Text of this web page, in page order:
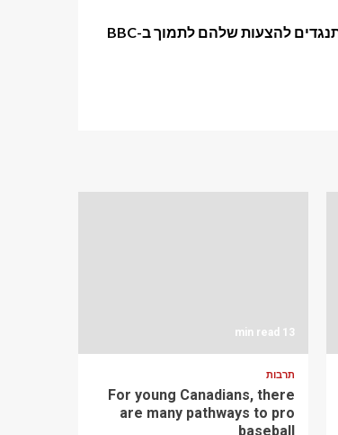
אולפני ארה"ב מתנגדים להצעות שלהם לתמוך ב-BBC
13 min read
תרבות
For young Canadians, there
are many pathways to pro
baseball